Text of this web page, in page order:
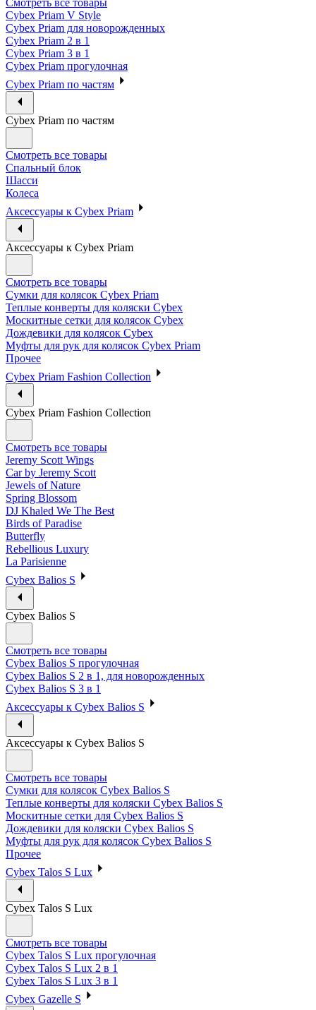
Cybex Priam V Style
Cybex Priam для новорожденных
Cybex Priam 2 в 1
Cybex Priam 3 в 1
Cybex Priam прогулочная
Cybex Priam по частям
Cybex Priam по частям
Смотреть все товары
Спальный блок
Шасси
Колеса
Аксессуары к Cybex Priam
Аксессуары к Cybex Priam
Смотреть все товары
Сумки для колясок Cybex Priam
Теплые конверты для коляски Cybex
Москитные сетки для колясок Cybex
Дождевики для колясок Cybex
Муфты для рук для колясок Cybex Priam
Прочее
Cybex Priam Fashion Collection
Cybex Priam Fashion Collection
Смотреть все товары
Jeremy Scott Wings
Car by Jeremy Scott
Jewels of Nature
Spring Blossom
DJ Khaled We The Best
Birds of Paradise
Butterfly
Rebellious Luxury
La Parisienne
Cybex Balios S
Cybex Balios S
Смотреть все товары
Cybex Balios S прогулочная
Cybex Balios S 2 в 1, для новорожденных
Cybex Balios S 3 в 1
Аксессуары к Cybex Balios S
Аксессуары к Cybex Balios S
Смотреть все товары
Сумки для колясок Cybex Balios S
Теплые конверты для коляски Cybex Balios S
Москитные сетки для Cybex Balios S
Дождевики для коляски Cybex Balios S
Муфты для рук для колясок Cybex Balios S
Прочее
Cybex Talos S Lux
Cybex Talos S Lux
Смотреть все товары
Cybex Talos S Lux прогулочная
Cybex Talos S Lux 2 в 1
Cybex Talos S Lux 3 в 1
Cybex Gazelle S